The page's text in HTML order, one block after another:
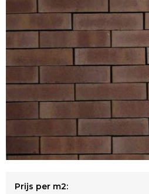
Prijs per m2: